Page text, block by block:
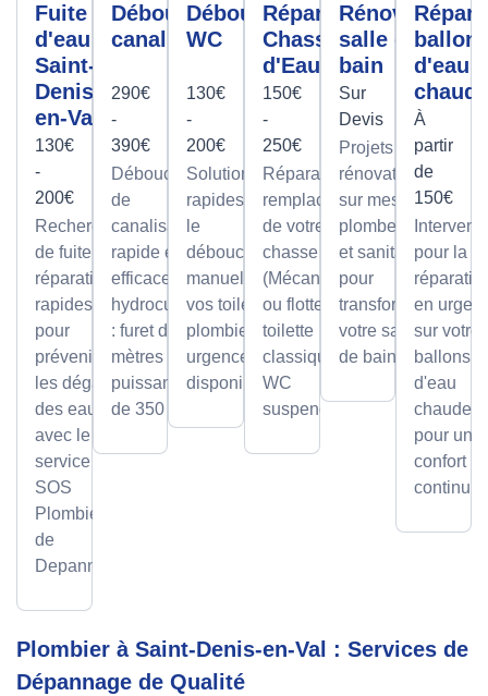
Fuite
d'eau
Saint-
Denis-
en-Val
130€
-
200€
Recherche
de fuite et
réparation
rapides
pour
prévenir
les dégâts
des eaux
avec le
service
SOS
Plombier
de
Depanneo
Débouchage
canalisation
290€
-
390€
Débouchage
de
canalisation
rapide et
efficace par
hydrocurage
: furet de 100
mètres et
puissance
de 350 bars.
Débouchage
WC
130€
-
200€
Solutions
rapides pour
le
débouchage
manuel de
vos toilettes,
plombier en
urgence
disponible.
Réparation
Chasse
d'Eau
150€
-
250€
Réparation et
remplacement
de votre
chasse d'eau
(Mécanisme
ou flotteur) sur
toilette
classique ou
WC
suspendu.
Rénovation
salle de
bain
Sur
Devis
Projets de
rénovation
sur mesure
plomberie
et sanitaire
pour
transformer
votre salle
de bain.
ballon
d'eau
À
partir
de
150€
pour la
en
sur votre
ballons
d'eau
chaude,
pour un
confort
continu.
Plombier à Saint-Denis-en-Val : Services de
Dépannage de Qualité